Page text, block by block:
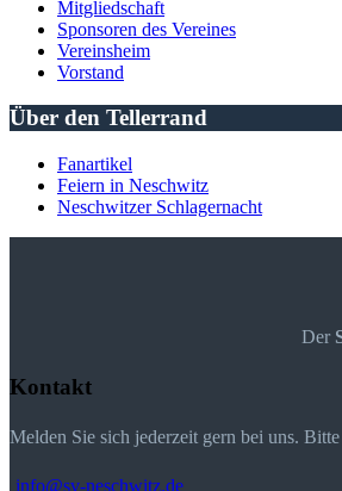
Mitgliedschaft
Sponsoren des Vereines
Vereinsheim
Vorstand
Über den Tellerrand
Fanartikel
Feiern in Neschwitz
Neschwitzer Schlagernacht
Der
Kontakt
Melden Sie sich jederzeit gern bei uns.
info@sv-neschwitz.de